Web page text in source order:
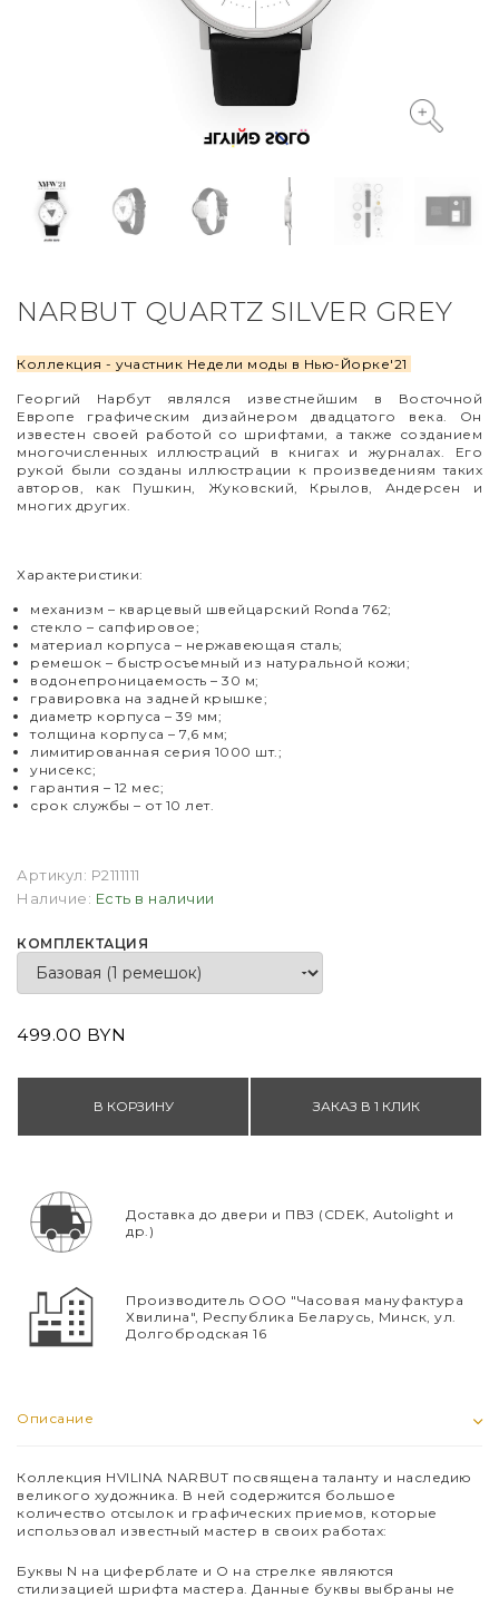
NARBUT QUARTZ SILVER GREY
Коллекция - участник Недели моды в Нью-Йорке'21
Георгий Нарбут являлся известнейшим в Восточной
Европе графическим дизайнером двадцатого века. Он
известен своей работой со шрифтами, а также созданием
многочисленных иллюстраций в книгах и журналах. Его
рукой были созданы иллюстрации к произведениям таких
авторов, как Пушкин, Жуковский, Крылов, Андерсен и
многих других.
Характеристики:
механизм – кварцевый швейцарский Ronda 762;
стекло – сапфировое;
материал корпуса – нержавеющая сталь;
ремешок – быстросъемный из натуральной кожи;
водонепроницаемость – 30 м;
гравировка на задней крышке;
диаметр корпуса – 39 мм;
толщина корпуса – 7,6 мм;
лимитированная серия 1000 шт.;
унисекс;
гарантия – 12 мес;
срок службы – от 10 лет.
Артикул: P2111111
Наличие: Есть в наличии
КОМПЛЕКТАЦИЯ
499.00 BYN
В КОРЗИНУ ЗАКАЗ В 1 КЛИК
Доставка до двери и ПВЗ (CDEK, Autolight и
др.)
Производитель ООО "Часовая мануфактура
Хвилина", Республика Беларусь, Минск, ул.
Долгобродская 16
Описание
Коллекция HVILINA NARBUT посвящена таланту и наследию
великого художника. В ней содержится большое
количество отсылок и графических приемов, которые
использовал известный мастер в своих работах:
Буквы N на циферблате и O на стрелке являются
стилизацией шрифта мастера. Данные буквы выбраны не